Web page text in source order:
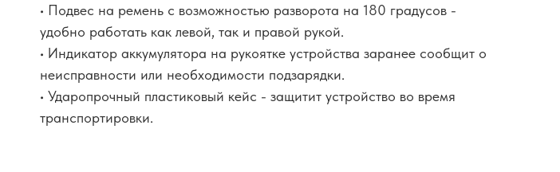
• Подвес на ремень с возможностью разворота на 180 градусов -
удобно работать как левой, так и правой рукой.
• Индикатор аккумулятора на рукоятке устройства заранее сообщит о
неисправности или необходимости подзарядки.
• Ударопрочный пластиковый кейс - защитит устройство во время
транспортировки.